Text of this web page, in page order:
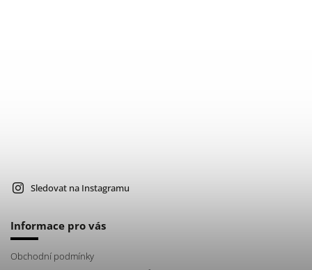
Sledovat na Instagramu
Informace pro vás
Obchodní podmínky